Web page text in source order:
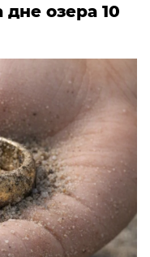
озера 10